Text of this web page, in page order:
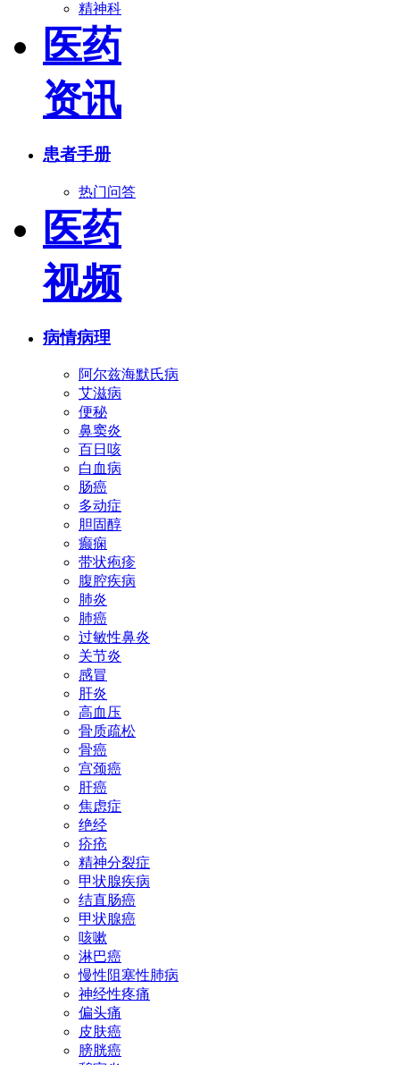
精神科
医药
资讯
患者手册
热门问答
医药
视频
病情病理
阿尔兹海默氏病
艾滋病
便秘
鼻窦炎
百日咳
白血病
肠癌
多动症
胆固醇
癫痫
带状疱疹
腹腔疾病
肺炎
肺癌
过敏性鼻炎
关节炎
感冒
肝炎
高血压
骨质疏松
骨癌
宫颈癌
肝癌
焦虑症
绝经
疥疮
精神分裂症
甲状腺疾病
结直肠癌
甲状腺癌
咳嗽
淋巴癌
慢性阻塞性肺病
神经性疼痛
偏头痛
皮肤癌
膀胱癌